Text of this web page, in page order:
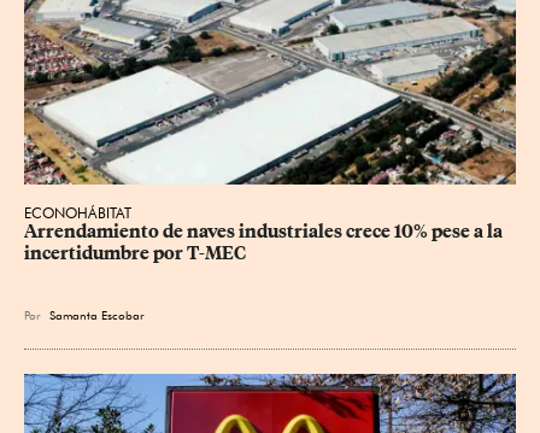
ECONOHÁBITAT
Arrendamiento de naves industriales crece 10% pese a la
incertidumbre por T-MEC
Por Samanta Escobar